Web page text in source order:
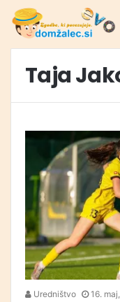
Taja
Uredništvo 16.